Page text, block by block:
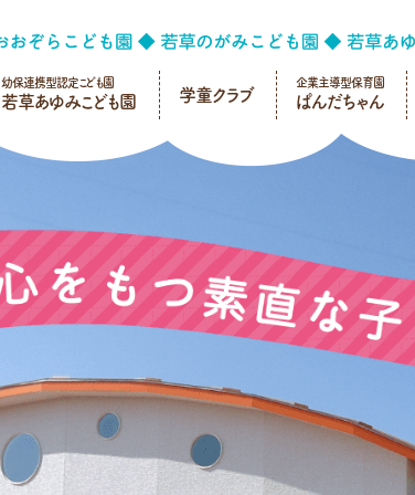
幼保連携型認定こども園
若草あゆみこども園 学童クラブ
企業主導型保育園
ぱんだちゃん